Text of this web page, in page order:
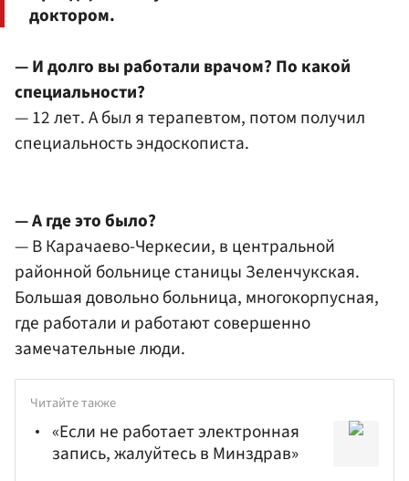
доктором.
— И долго вы работали врачом? По какой
специальности?
— 12 лет. А был я терапевтом, потом получил
специальность эндоскописта.
— А где это было?
— В Карачаево-Черкесии, в центральной
районной больнице станицы Зеленчукская.
Большая довольно больница, многокорпусная,
где работали и работают совершенно
замечательные люди.
Читайте также
«Если не работает электронная
запись, жалуйтесь в Минздрав»